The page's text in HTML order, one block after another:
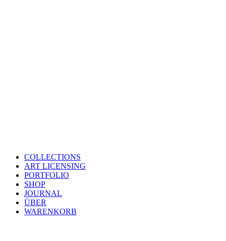
COLLECTIONS
ART LICENSING
PORTFOLIO
SHOP
JOURNAL
ÜBER
WARENKORB